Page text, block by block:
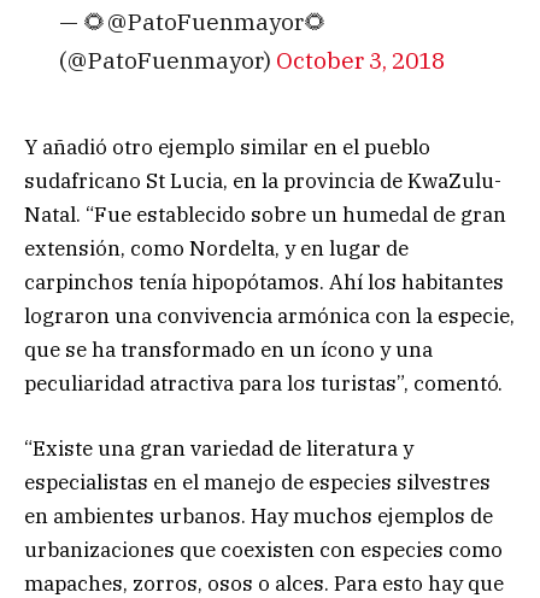
— 🌻@PatoFuenmayor🌻
(@PatoFuenmayor) October 3, 2018
Y añadió otro ejemplo similar en el pueblo
sudafricano St Lucia, en la provincia de KwaZulu-
Natal. “Fue establecido sobre un humedal de gran
extensión, como Nordelta, y en lugar de
carpinchos tenía hipopótamos. Ahí los habitantes
lograron una convivencia armónica con la especie,
que se ha transformado en un ícono y una
peculiaridad atractiva para los turistas”, comentó.
“Existe una gran variedad de literatura y
especialistas en el manejo de especies silvestres
en ambientes urbanos. Hay muchos ejemplos de
urbanizaciones que coexisten con especies como
mapaches, zorros, osos o alces. Para esto hay que